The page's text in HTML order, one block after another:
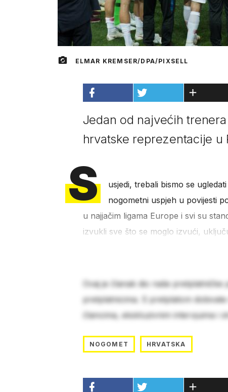
ELMAR KREMSER/DPA/PIXSELL
Jedan od najvećih
hrvatske reprezentacije u
S usjedi, trebali bismo se
nogometni uspjeh u povijesti
u najjačim ligama Europe i svi su
izvukli sve što se moglo izvući,
Ovaj je članak dio naše
pretplatnicima. S pretplatom
člancima, ekskluzivnim intervjuima i
NOGOMET HRVATSKA